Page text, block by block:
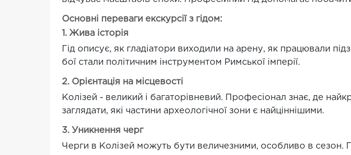
Основні переваги екскурсії з гідом:
1. Жива історія
Гід описує, як гладіатори виходили на арену, як працювали
бої стали політичним інструментом Римської імперії.
2. Орієнтація на місцевості
Колізей - великий і багаторівневий. Професіонал знає, де
заглядати, які частини археологічної зони є найціннішими.
3. Уникнення черг
Черги в Колізей можуть бути величезними, особливо в сезон.